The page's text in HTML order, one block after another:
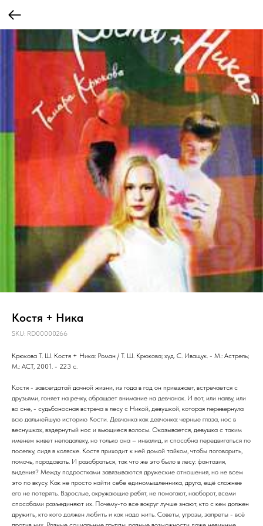
Костя + Ника
SKU: RD00000266
Крюкова Т. Ш. Костя + Ника: Роман / Т. Ш. Крюкова; худ. С. Иващук. - М.: Астрель;
М.: АСТ, 2001. - 223 с.
Костя - завсегдатай дачной жизни, из года в год он приезжает, встречается с
друзьями, гоняет на речку, обращает внимание на девчонок. И вот, или наяву, или
во сне, - судьбоносная встреча в лесу с Никой, девушкой, которая перевернула
всю дальнейшую историю Кости. Девчонка как девчонка: черные глаза, нос в
веснушках, вздернутый нос и вьющиеся волосы. Оказывается, девушка с таким
именем живет неподалеку, но только она – инвалид, и способна передвигаться по
поселку, сидя в коляске. Костя приходит к ней домой тайком, чтобы поговорить,
помочь, порадовать. И разобраться, так что же это было в лесу: фантазия,
видения? Между подростками завязываются дружеские отношения, но не всем
это по вкусу. Как не просто найти себе единомышленника, друга, ещё сложнее
его не потерять. Взрослые, окружающие ребят, не помогают, наоборот, всеми
способами разъединяют их. Почему-то все вокруг лучше знают, кто с кем должен
дружить, кто кого должен любить и как надо жить. Советы, угрозы, запреты - всё